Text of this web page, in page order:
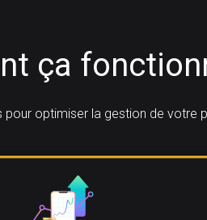
ça
optimiser la gestion de votre